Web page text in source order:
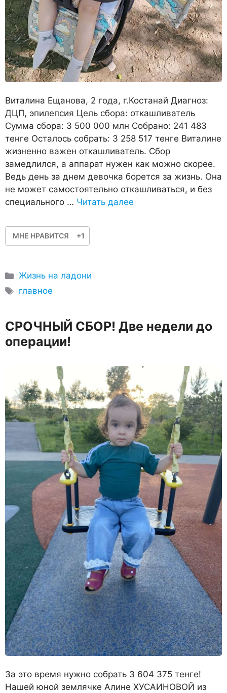
Виталина Ещанова, 2 года, г.Костанай Диагноз:
ДЦП, эпилепсия Цель сбора: откашливатель
Сумма сбора: 3 500 000 млн Собрано: 241 483
тенге Осталось собрать: 3 258 517 тенге Виталине
жизненно важен откашливатель. Сбор
замедлился, а аппарат нужен как можно скорее.
Ведь день за днем девочка борется за жизнь. Она
не может самостоятельно откашливаться, и без
специального … Читать далее
МНЕ НРАВИТСЯ +1
Рубрики
Жизнь на ладони
Метки
главное
СРОЧНЫЙ СБОР! Две недели до
операции!
За это время нужно собрать 3 604 375 тенге!
Нашей юной землячке Алине ХУСАИНОВОЙ из